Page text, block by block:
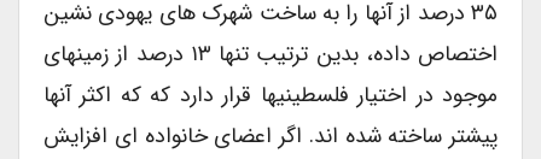
۳۵ درصد از آنها را به ساخت شهرک های یهودی نشین
اختصاص داده، بدین ترتیب تنها ۱۳ درصد از زمینهای
موجود در اختیار فلسطینیها قرار دارد که که اکثر آنها
پیشتر ساخته شده اند. اگر اعضای خانواده ای افزایش